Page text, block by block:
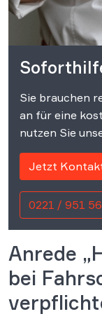
Sie brauchen
an für eine
nutzen Sie
Jetzt
0221 / 951
Anrede
bei